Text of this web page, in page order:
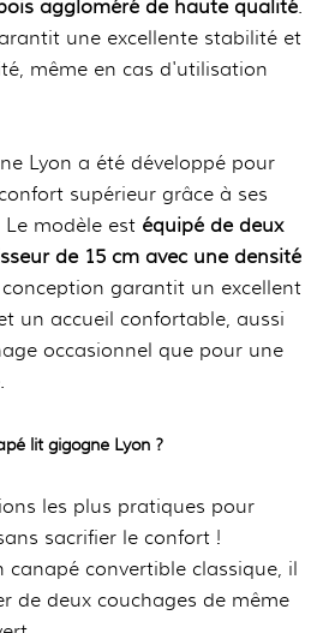
aggloméré de haute qualité.
une excellente stabilité et
même en cas d'utilisation
Lyon a été développé pour
supérieur grâce à ses
modèle est équipé de deux
de 15 cm avec une densité
conception garantit un excellent
un accueil confortable, aussi
occasionnel que pour une
lit gigogne Lyon ?
les plus pratiques pour
sacrifier le confort !
convertible classique, il
de deux couchages de même